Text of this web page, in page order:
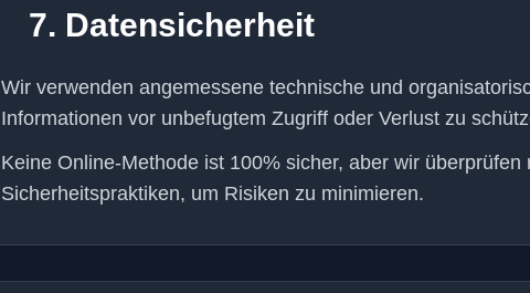
7. Datensicherheit
Wir verwenden angemessene technische und
Informationen vor unbefugtem Zugriff oder Verlust zu
Keine Online-Methode ist 100% sicher, aber wir
Sicherheitspraktiken, um Risiken zu minimieren.